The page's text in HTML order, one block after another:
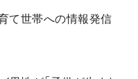
て世帯への情報発信